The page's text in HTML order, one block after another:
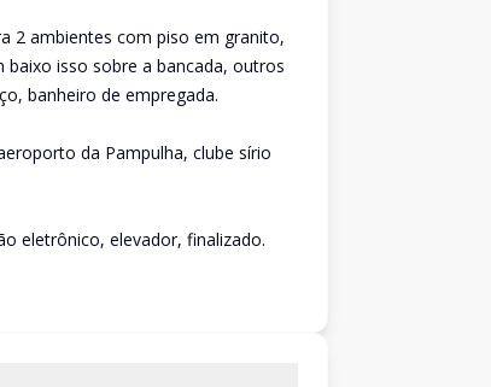
2 ambientes com piso em granito,
isso sobre a bancada, outros
banheiro de empregada.
da Pampulha, clube sírio
eletrônico, elevador, finalizado.